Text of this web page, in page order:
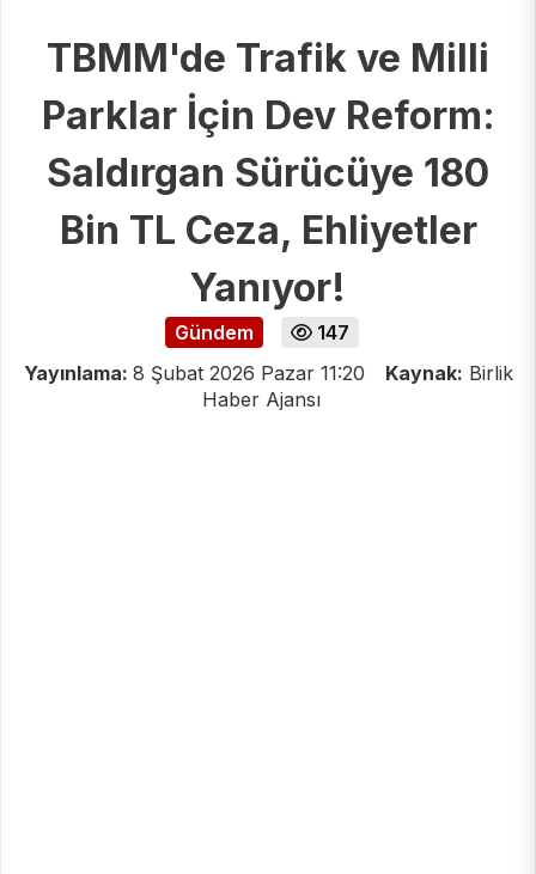
TBMM'de Trafik ve Milli
Parklar İçin Dev Reform:
Saldırgan Sürücüye 180
Bin TL Ceza, Ehliyetler
Yanıyor!
Gündem
147
Yayınlama: 8 Şubat 2026 Pazar 11:20 Kaynak: Birlik
Haber Ajansı